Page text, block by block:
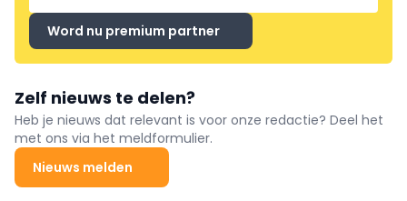
Word nu premium partner
Zelf nieuws te delen?
Heb je nieuws dat relevant is voor onze redactie? Deel het
met ons via het meldformulier.
Nieuws melden